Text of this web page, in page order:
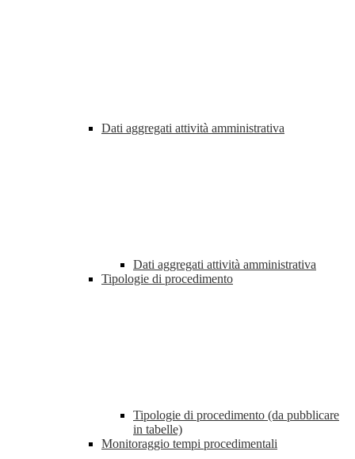
Dati aggregati attività amministrativa
Dati aggregati attività amministrativa
Tipologie di procedimento
Tipologie di procedimento (da pubblicare
in tabelle)
Monitoraggio tempi procedimentali